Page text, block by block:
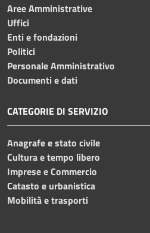
Aree Amministrative
Uffici
Enti e fondazioni
Politici
Personale Amministrativo
Documenti e dati
CATEGORIE DI SERVIZIO
Anagrafe e stato civile
Cultura e tempo libero
Imprese e Commercio
Catasto e urbanistica
Mobilità e trasporti